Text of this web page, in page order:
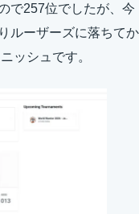
で257位でしたが、今
ルーザーズに落ちてか
ッシュです。